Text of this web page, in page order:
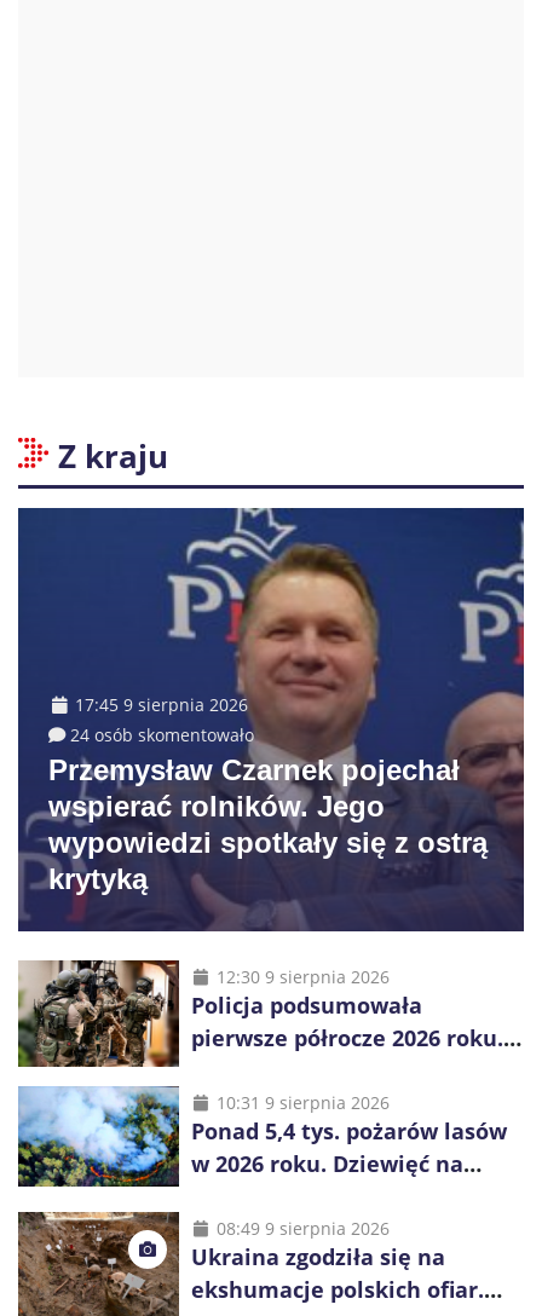
Z kraju
17:45 9 sierpnia 2026
24 osób skomentowało
Przemysław Czarnek pojechał
wspierać rolników. Jego
wypowiedzi spotkały się z ostrą
krytyką
12:30 9 sierpnia 2026
Policja podsumowała
pierwsze półrocze 2026 roku.
zabezpieczonych narkotyków
10:31 9 sierpnia 2026
Ponad 5,4 tys. pożarów lasów
w 2026 roku. Dziewięć na
08:49 9 sierpnia 2026
Ukraina zgodziła się na
ekshumacje polskich ofiar.